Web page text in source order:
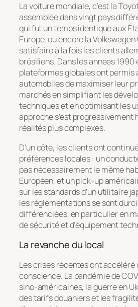
La voiture mondiale, c’est la
assemblée dans vingt pays
qui fut un temps identique aux
Europe, ou encore la
satisfaire à la fois les clients
brésiliens. Dans les années 1990
plateformes globales ont permis
automobiles de maximiser leur
marchés en simplifiant les
techniques et en optimisant les
approche s’est progressivement
réalités plus complexes.
D’un côté, les clients ont
préférences locales : un
pas nécessairement le même
Européen, et un pick-up
sur les standards d’un utilitaire
les réglementations se sont
différenciées, en particulier en
de sécurité et d’équipement
La revanche du local
Les crises récentes ont accéléré
conscience. La pandémie de
sino-américaines, la guerre en
des tarifs douaniers et les